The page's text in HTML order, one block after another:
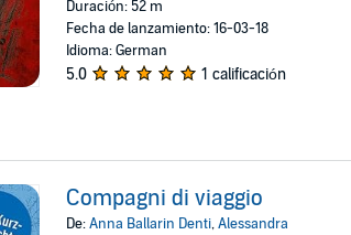
Duración: 52 m
Fecha de lanzamiento: 16-03-18
Idioma: German
5.0 1 calificación
Compagni di viaggio
De:Anna Ballarin Denti,Alessandra